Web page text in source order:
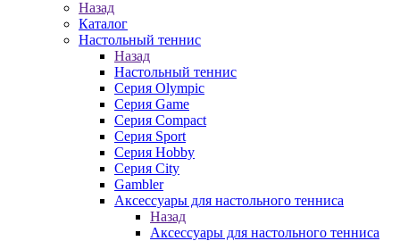
Назад
Каталог
Настольный теннис
Назад
Настольный теннис
Серия Olympic
Серия Game
Серия Compact
Серия Sport
Серия Hobby
Серия City
Gambler
Аксессуары для настольного тенниса
Назад
Аксессуары для настольного тенниса